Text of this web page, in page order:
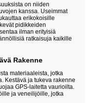
on niiden
kanssa. Useimmat
erikokoisille
pidikkeiden
ilman erityisiä
ratkaisuja kaikille
Rakenne
materiaaleista, jotka
Kestävä ja tukeva rakenne
GPS-laitetta vaurioilta.
ja veneilijöille, jotka